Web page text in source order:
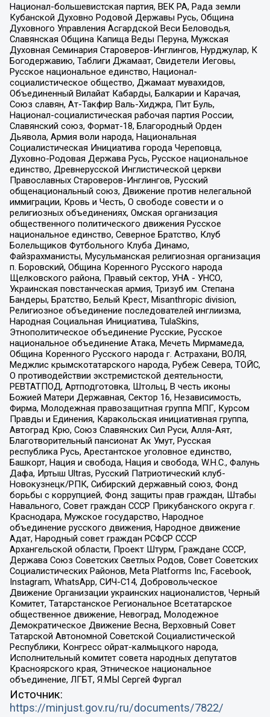
Национал-большевистская партия, ВЕК РА, Рада земли
Кубанской Духовно Родовой Державы Русь, Община
Духовного Управления Асгардской Веси Беловодья,
Славянская Община Капища Веды Перуна, Мужская
Духовная Семинария Староверов-Инглингов, Нурджулар, К
Богодержавию, Таблиги Джамаат, Свидетели Иеговы,
Русское национальное единство, Национал-
социалистическое общество, Джамаат мувахидов,
Объединенный Вилайат Кабарды, Балкарии и Карачая,
Союз славян, Ат-Такфир Валь-Хиджра, Пит Буль,
Национал-социалистическая рабочая партия России,
Славянский союз, Формат-18, Благородный Орден
Дьявола, Армия воли народа, Национальная
Социалистическая Инициатива города Череповца,
Духовно-Родовая Держава Русь, Русское национальное
единство, Древнерусской Инглистической церкви
Православных Староверов-Инглингов, Русский
общенациональный союз, Движение против нелегальной
иммиграции, Кровь и Честь, О свободе совести и о
религиозных объединениях, Омская организация
общественного политического движения Русское
национальное единство, Северное Братство, Клуб
Болельщиков Футбольного Клуба Динамо,
Файзрахманисты, Мусульманская религиозная организация
п. Боровский, Община Коренного Русского народа
Щелковского района, Правый сектор, УНА - УНСО,
Украинская повстанческая армия, Тризуб им. Степана
Бандеры, Братство, Белый Крест, Misanthropic division,
Религиозное объединение последователей инглиизма,
Народная Социальная Инициатива, TulaSkins,
Этнополитическое объединение Русские, Русское
национальное объединение Атака, Мечеть Мирмамеда,
Община Коренного Русского народа г. Астрахани, ВОЛЯ,
Меджлис крымскотатарского народа, Рубеж Севера, ТОЙС,
О противодействии экстремистской деятельности,
РЕВТАТПОД, Артподготовка, Штольц, В честь иконы
Божией Матери Державная, Сектор 16, Независимость,
Фирма, Молодежная правозащитная группа МПГ, Курсом
Правды и Единения, Каракольская инициативная группа,
Автоград Крю, Союз Славянских Сил Руси, Алля-Аят,
Благотворительный пансионат Ак Умут, Русская
республика Русь, Арестантское уголовное единство,
Башкорт, Нация и свобода, Нация и свобода, W.H.С., Фалунь
Дафа, Иртыш Ultras, Русский Патриотический клуб-
Новокузнецк/РПК, Сибирский державный союз, Фонд
борьбы с коррупцией, Фонд защиты прав граждан, Штабы
Навального, Совет граждан СССР Прикубанского округа г.
Краснодара, Мужское государство, Народное
объединение русского движения, Народное движение
Адат, Народный совет граждан РСФСР СССР
Архангельской области, Проект Штурм, Граждане СССР,
Держава Союз Советских Светлых Родов, Совет Советских
Социалистических Районов, Meta Platforms Inc, Facebook,
Instagram, WhatsApp, СИЧ-С14, Добровольческое
Движение Организации украинских националистов, Черный
Комитет, Татарстанское Региональное Всетатарское
общественное движение, Невоград, Молодежное
Демократическое Движение Весна, Верховный Совет
Татарской Автономной Советской Социалистической
Республики, Конгресс ойрат-калмыцкого народа,
Исполнительный комитет совета народных депутатов
Красноярского края, Этническое национальное
объединение, ЛГБТ, Я.МЫ Сергей Фургал
Источник:
https://minjust.gov.ru/ru/documents/7822/